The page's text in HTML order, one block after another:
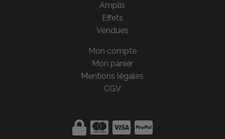
Amplis
Effets
Vendues
Mon compte
Mon panier
Mentions légales
CGV